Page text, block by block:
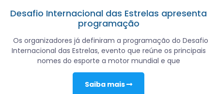
Desafio Internacional das Estrelas apresenta
programação
Os organizadores já definiram a programação do Desafio
Internacional das Estrelas, evento que reúne os principais
nomes do esporte a motor mundial e que
Saiba mais